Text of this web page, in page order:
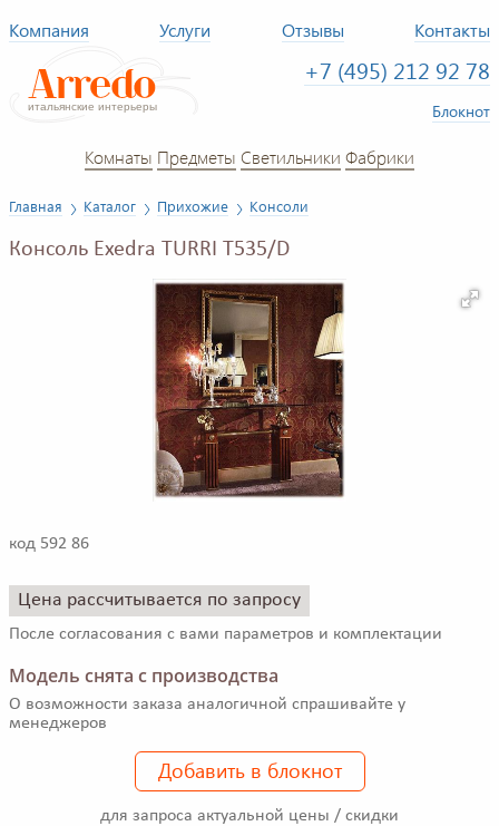
Компания Услуги Отзывы Контакты
+7 (495) 212 92 78
Блокнот
Комнаты Предметы Светильники Фабрики
Главная Каталог Прихожие Консоли
Консоль Exedra TURRI T535/D
код 592 86
Цена рассчитывается по запросу
После согласования с вами параметров и комплектации
Модель снята с производства
О возможности заказа аналогичной спрашивайте у
менеджеров
Добавить в блокнот
для запроса актуальной цены / скидки